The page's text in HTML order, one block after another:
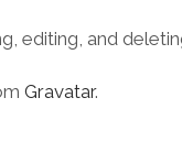
editing, and
Gravatar.